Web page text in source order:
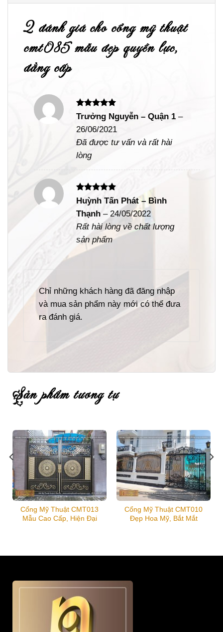
2 đánh giá chocổng mỹ thuật
cmt085 mẫu đẹp quyền lực,
đẳng cấp
Được xếp
5
sao
Trưởng Nguyễn – Quận 1–
26/06/2021
Đã được tư vấn và rất hài
lòng
Được xếp
hạng
sao
Huỳnh Tấn Phát – Bình
Thạnh– 24/05/2022
Rất hài lòng về chất lượng
sản phẩm
Chỉ những khách hàng đã đăng nhập
và mua sản phẩm này mới có thể đưa
ra đánh giá.
sản phẩm tương tự
Cổng Mỹ Thuật CMT013
Mẫu Cao Cấp, Hiện Đại
Cổng Mỹ Thuật CMT010
Đẹp Hoa Mỹ, Bắt Mắt